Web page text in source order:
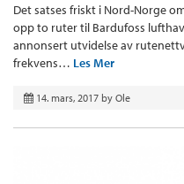
Det satses friskt i Nord-Norge
opp to ruter til Bardufoss
annonsert utvidelse av
frekvens… Les Mer
14. mars, 2017 by Ole